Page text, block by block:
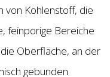
von Kohlenstoff, die
feinporige Bereiche
Oberfläche, an der
gebunden